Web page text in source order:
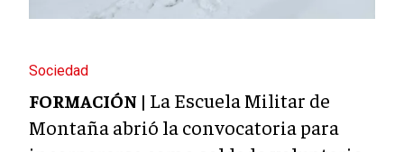
Sociedad
FORMACIÓN | La Escuela Militar de
Montaña abrió la convocatoria para